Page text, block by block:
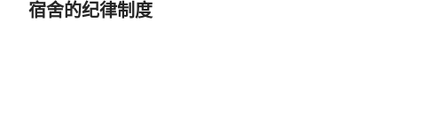
宿舍的纪律制度